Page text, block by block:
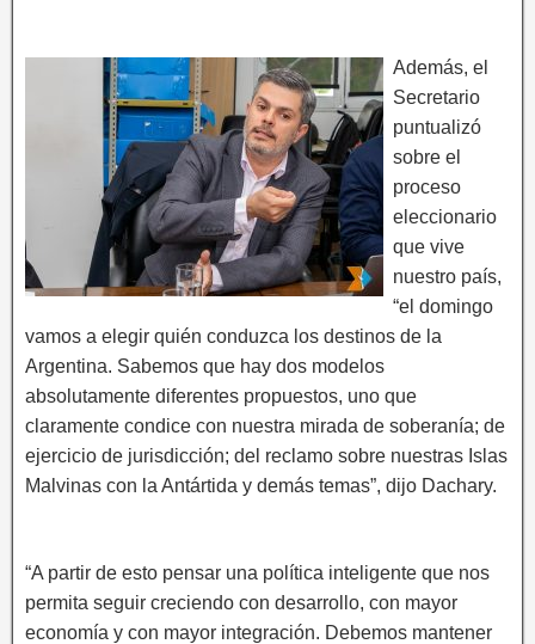
Además, el
Secretario
puntualizó
sobre el
proceso
eleccionario
que vive
nuestro país,
“el domingo
vamos a elegir quién conduzca los destinos de la
Argentina. Sabemos que hay dos modelos
absolutamente diferentes propuestos, uno que
claramente condice con nuestra mirada de soberanía; de
ejercicio de jurisdicción; del reclamo sobre nuestras Islas
Malvinas con la Antártida y demás temas”, dijo Dachary.
“A partir de esto pensar una política inteligente que nos
permita seguir creciendo con desarrollo, con mayor
economía y con mayor integración. Debemos mantener